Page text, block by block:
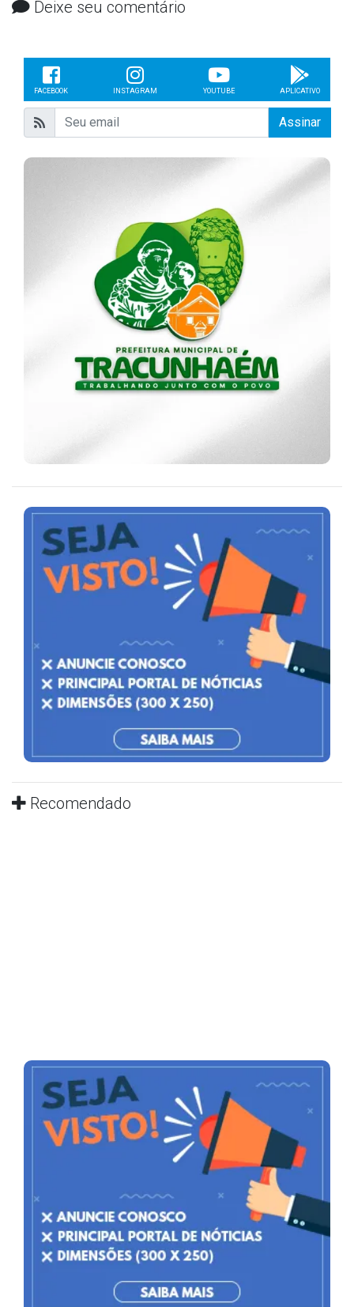
Deixe seu comentário
FACEBOOK INSTAGRAM YOUTUBE APLICATIVO
Assinar
Recomendado